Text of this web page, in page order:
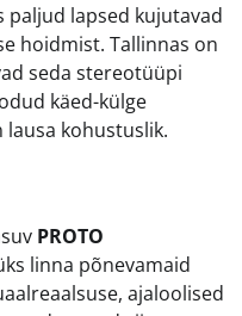
paljud lapsed kujutavad
hoidmist. Tallinnas on
seda stereotüüpi
käed-külge
kohustuslik.
PROTO
linna põnevamaid
ajaloolised